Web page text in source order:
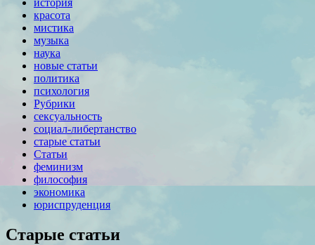
история
красота
мистика
музыка
наука
новые статьи
политика
психология
Рубрики
сексуальность
социал-либертанство
старые статьи
Статьи
феминизм
философия
экономика
юриспруденция
Старые статьи